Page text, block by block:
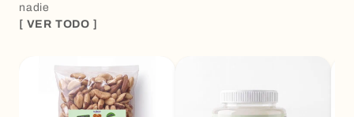
nadie
[ VER TODO ]